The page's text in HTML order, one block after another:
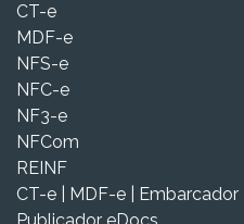
CT-e
MDF-e
NFS-e
NFC-e
NF3-e
NFCom
REINF
CT-e | MDF-e | Embarcador